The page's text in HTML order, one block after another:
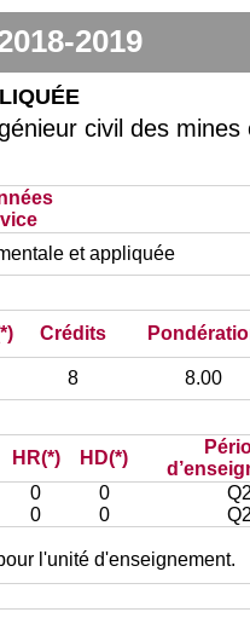
2019
civil des mines
et appliquée
Crédits
8 8.00
HR(*) HD(*)
0 0
Q2
0 0 Q2
l'unité d'enseignement.